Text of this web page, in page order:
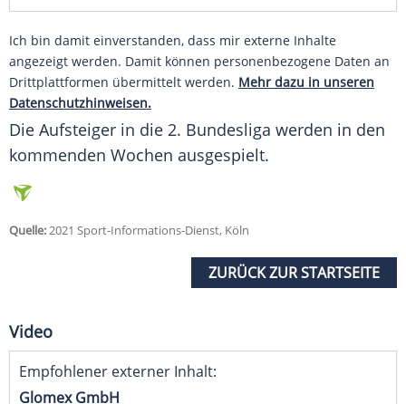
Ich bin damit einverstanden, dass mir externe Inhalte
angezeigt werden. Damit können personenbezogene Daten an
Drittplattformen übermittelt werden. Mehr dazu in unseren
Datenschutzhinweisen.
Die Aufsteiger in die 2. Bundesliga werden in den
kommenden Wochen ausgespielt.
Quelle:2021 Sport-Informations-Dienst, Köln
ZURÜCK ZUR STARTSEITE
Video
Empfohlener externer Inhalt:
Glomex GmbH